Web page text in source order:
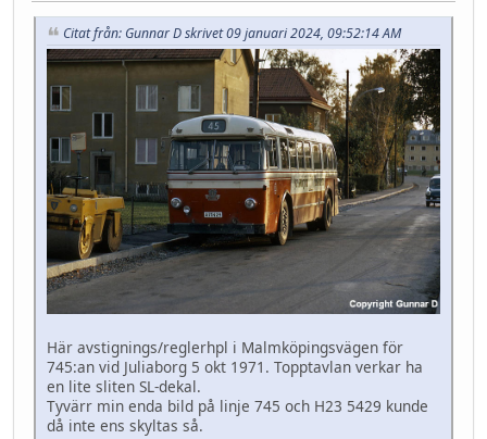
Citat från: Gunnar D skrivet 09 januari 2024, 09:52:14 AM
Här avstignings/reglerhpl i Malmköpingsvägen för
745:an vid Juliaborg 5 okt 1971. Topptavlan verkar ha
en lite sliten SL-dekal.
Tyvärr min enda bild på linje 745 och H23 5429 kunde
då inte ens skyltas så.